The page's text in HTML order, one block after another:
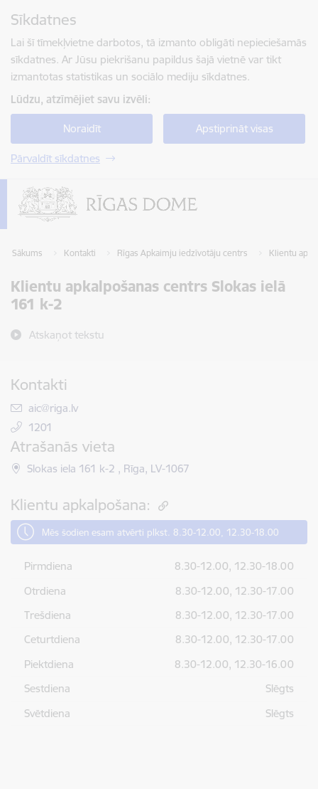
Sīkdatnes
Lai šī tīmekļvietne darbotos, tā izmanto obligāti nepieciešamās
sīkdatnes. Ar Jūsu piekrišanu papildus šajā vietnē var tikt
izmantotas statistikas un sociālo mediju sīkdatnes.
Lūdzu, atzīmējiet savu izvēli:
Noraidīt Apstiprināt visas
Pārvaldīt sīkdatnes
Sākums Kontakti Rīgas Apkaimju iedzīvotāju centrs Klientu
Klientu apkalpošanas centrs Slokas ielā
161 k-2
Atskaņot tekstu
Kontakti
E-pasts:
aic@riga.lv
1201
Atrašanās vieta
Slokas iela 161 k-2 , Rīga, LV-1067
Klientu apkalpošana:
Mēs šodien esam atvērti plkst. 8.30-12.00, 12.30-18.00
Pirmdiena
8.30-12.00, 12.30-18.00
Otrdiena
8.30-12.00, 12.30-17.00
Trešdiena
8.30-12.00, 12.30-17.00
Ceturtdiena
8.30-12.00, 12.30-17.00
Piektdiena
8.30-12.00, 12.30-16.00
Sestdiena
Slēgts
Svētdiena
Slēgts